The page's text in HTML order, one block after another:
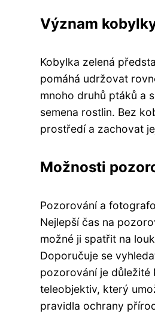
Význam
Kobylka zelená
pomáhá udržovat
mnoho druhů ptáků a
semena rostlin. Bez
prostředí a zachovat
Možnosti
Pozorování a
Nejlepší čas na
možné ji spatřit na
Doporučuje se
pozorování je
teleobjektiv, který
pravidla ochrany